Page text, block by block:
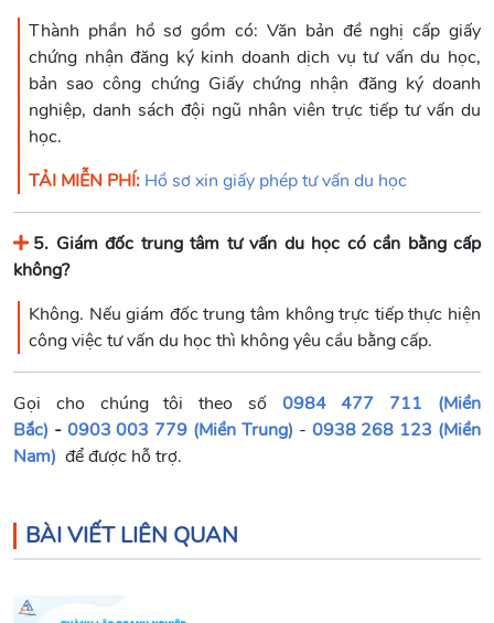
Thành phần hồ sơ gồm có: Văn bản đề nghị cấp giấy
chứng nhận đăng ký kinh doanh dịch vụ tư vấn du học,
bản sao công chứng Giấy chứng nhận đăng ký doanh
nghiệp, danh sách đội ngũ nhân viên trực tiếp tư vấn du
học.
TẢI MIỄN PHÍ: Hồ sơ xin giấy phép tư vấn du học
5. Giám đốc trung tâm tư vấn du học có cần bằng cấp
không?
Không. Nếu giám đốc trung tâm không trực tiếp thực hiện
công việc tư vấn du học thì không yêu cầu bằng cấp.
Gọi cho chúng tôi theo số 0984 477 711 (Miền
Bắc) - 0903 003 779 (Miền Trung) - 0938 268 123 (Miền
Nam) để được hỗ trợ.
BÀI VIẾT LIÊN QUAN